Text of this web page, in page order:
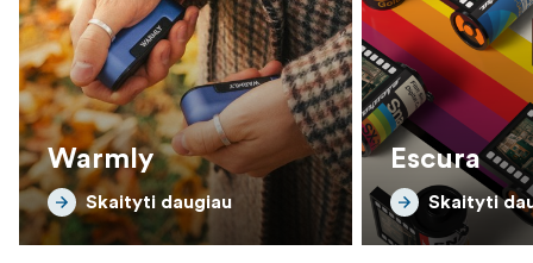
Warmly
Skaityti daugiau
Escura
Skaityti